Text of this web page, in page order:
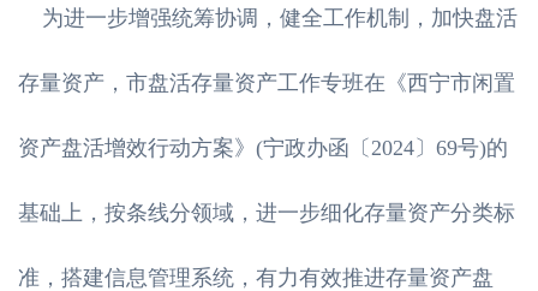
为进一步增强统筹协调，健全工作机制，加快盘活
存量资产，市盘活存量资产工作专班在《西宁市闲置
资产盘活增效行动方案》(宁政办函〔2024〕69号)的
基础上，按条线分领域，进一步细化存量资产分类标
准，搭建信息管理系统，有力有效推进存量资产盘